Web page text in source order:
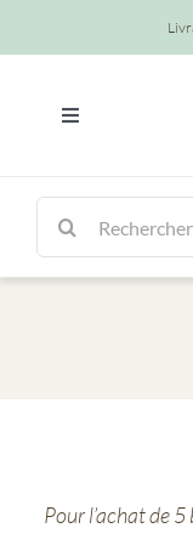
au
Toggle
Chocolats
Rechercher:
Pour l’achat de